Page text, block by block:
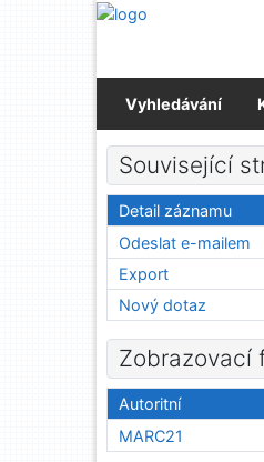
Přejít na obsah
Vyhledávání
Související
Detail záznamu
Odeslat e-mailem
Export
Nový dotaz
Zobrazovací
Autoritní
MARC21